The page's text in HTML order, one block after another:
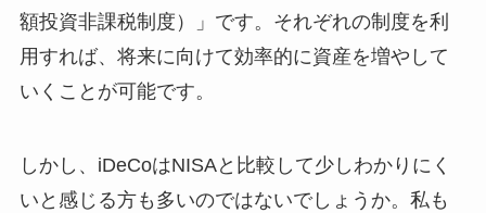
額投資非課税制度）」です。それぞれの制度を利
用すれば、将来に向けて効率的に資産を増やして
いくことが可能です。
しかし、iDeCoはNISAと比較して少しわかりにく
いと感じる方も多いのではないでしょうか。私も